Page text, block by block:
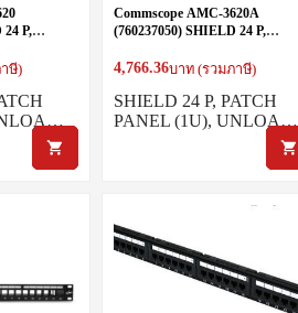
24 P,
ษี)
Commscope AMC-3620A
(760237050) SHIELD 24 P,
ANGLE
4,766.36บาท (รวมภาษี)
SHIELD 24 P, PATCH
PANEL (1U), UNLOA…